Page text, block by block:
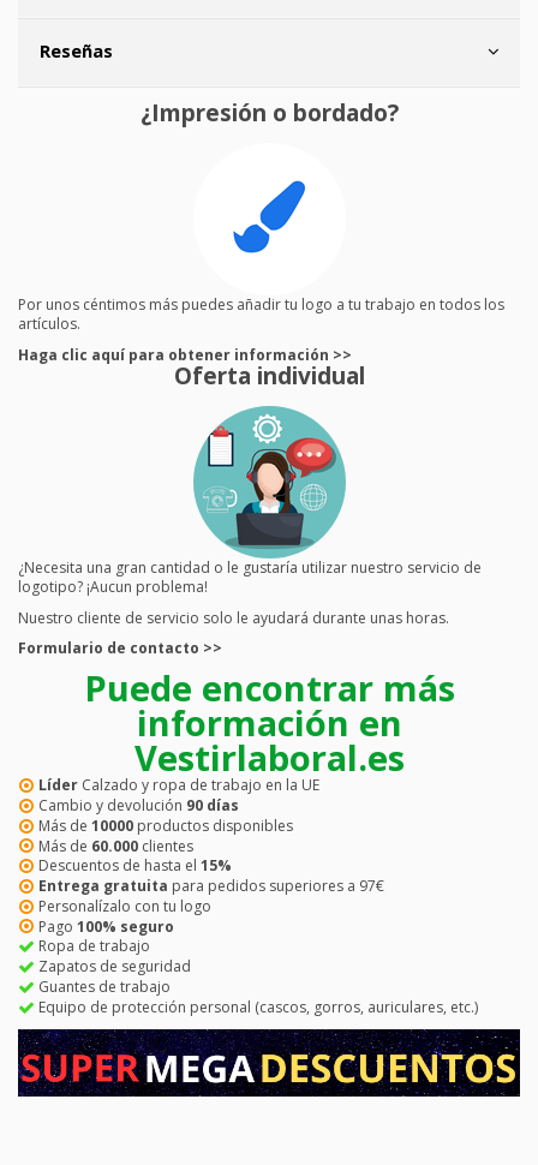
Reseñas
¿Impresión o bordado?
Por unos céntimos más puedes añadir tu logo a tu trabajo en todos los
artículos.
Haga clic aquí para obtener información >>
Oferta individual
¿Necesita una gran cantidad o le gustaría utilizar nuestro servicio de
logotipo? ¡Aucun problema!
Nuestro cliente de servicio solo le ayudará durante unas horas.
Formulario de contacto >>
Puede encontrar más
información en
Vestirlaboral.es
Líder Calzado y ropa de trabajo en la UE
Cambio y devolución 90 días
Más de 10000 productos disponibles
Más de 60.000 clientes
Descuentos de hasta el 15%
Entrega gratuita para pedidos superiores a 97€
Personalízalo con tu logo
Pago 100% seguro
Ropa de trabajo
Zapatos de seguridad
Guantes de trabajo
Equipo de protección personal (cascos, gorros, auriculares, etc.)